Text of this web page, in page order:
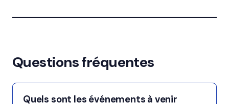
Questions fréquentes
Quels sont les événements à venir